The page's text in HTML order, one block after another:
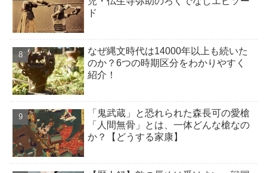
ド
なぜ縄文時代は14000年以上も続いた
のか？6つの時期区分をわかりやすく
紹介！
「鬼武蔵」と恐れられた森長可の愛槍
「人間無骨」とは、一体どんな槍なの
か？【どうする家康】